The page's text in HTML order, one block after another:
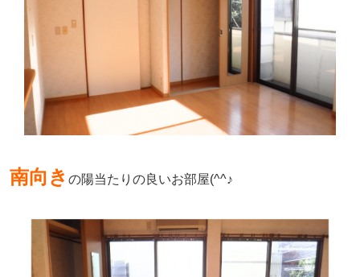
南向き の陽当たりの良いお部屋(^^♪